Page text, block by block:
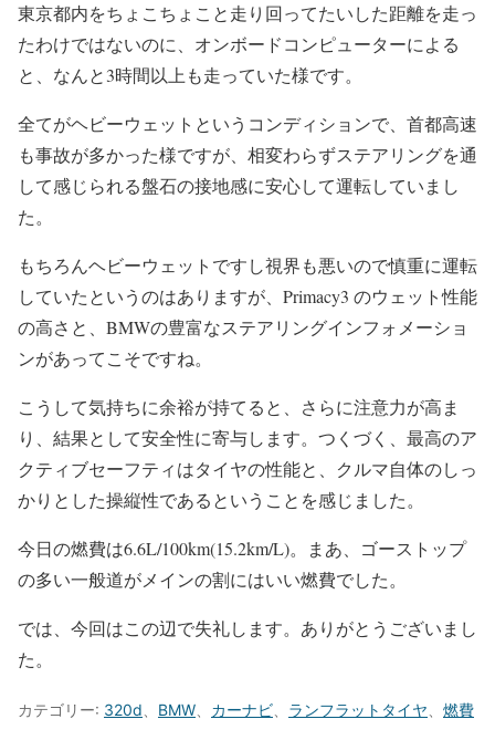
東京都内をちょこちょこと走り回ってたいした距離を走っ
たわけではないのに、オンボードコンピューターによる
と、なんと3時間以上も走っていた様です。
全てがヘビーウェットというコンディションで、首都高速
も事故が多かった様ですが、相変わらずステアリングを通
して感じられる盤石の接地感に安心して運転していまし
た。
もちろんヘビーウェットですし視界も悪いので慎重に運転
していたというのはありますが、Primacy3 のウェット性能
の高さと、BMWの豊富なステアリングインフォメーショ
ンがあってこそですね。
こうして気持ちに余裕が持てると、さらに注意力が高ま
り、結果として安全性に寄与します。つくづく、最高のア
クティブセーフティはタイヤの性能と、クルマ自体のしっ
かりとした操縦性であるということを感じました。
今日の燃費は6.6L/100km(15.2km/L)。まあ、ゴーストップ
の多い一般道がメインの割にはいい燃費でした。
では、今回はこの辺で失礼します。ありがとうございまし
た。
カテゴリー: 320d BMW カーナビ ランフラットタイヤ 燃費